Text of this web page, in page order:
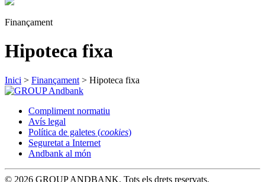
Finançament
Hipoteca fixa
Inici > Finançament > Hipoteca fixa
Compliment normatiu
Avís legal
Política de galetes (cookies)
Seguretat a Internet
Andbank al món
© 2026 GROUP ANDBANK. Tots els drets reservats.